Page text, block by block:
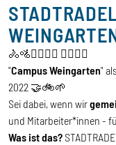
🚴🚵🚴‍♂️🚵‍♂️ 🚴‍♀️🚵‍♀️
"Campus Weingarten"
2022 🤝🚲🌱
Sei dabei, wenn wir
und Mitarbeiter*innen -
Was ist das?